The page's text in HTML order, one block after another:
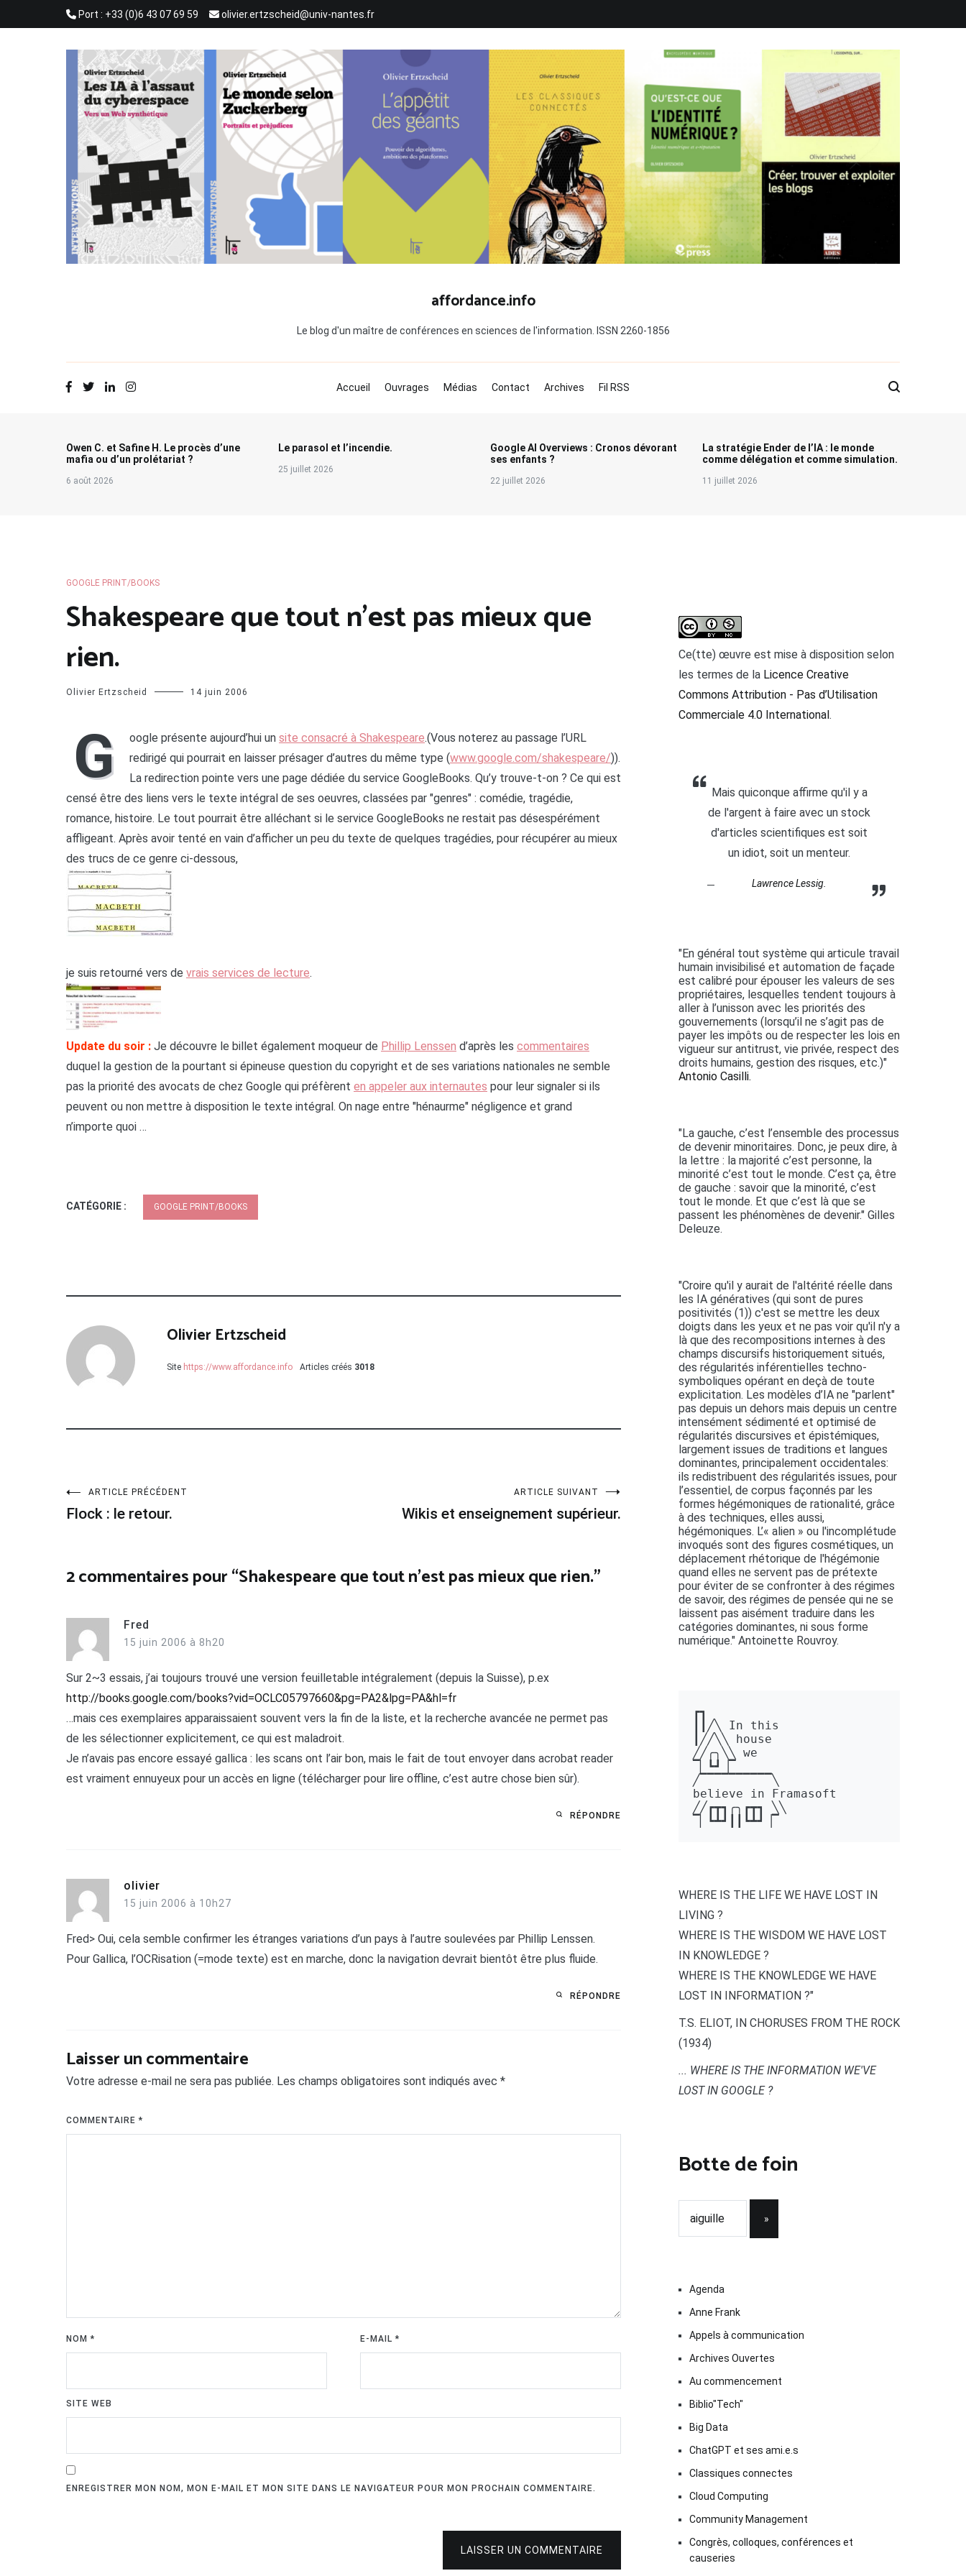
Port : +33 (0)6 43 07 69 59 olivier.ertzscheid@univ-nantes.fr
affordance.info
Le blog d'un maître de conférences en sciences de l'information. ISSN 2260-1856
Accueil Ouvrages Médias Contact Archives Fil RSS
Owen C. et Safine H. Le procès d’une
mafia ou d’un prolétariat ?
6 août 2026
Le parasol et l’incendie.
25 juillet 2026
Google AI Overviews : Cronos dévorant
ses enfants ?
22 juillet 2026
La stratégie Ender de l’IA : le monde
comme délégation et comme simulation.
11 juillet 2026
GOOGLE PRINT/BOOKS
Shakespeare que tout n’est pas mieux que
rien.
Olivier Ertzscheid 14 juin 2006
G oogle présente aujourd’hui un site consacré à Shakespeare.(Vous noterez au passage l’URL
redirigé qui pourrait en laisser présager d’autres du même type (www.google.com/shakespeare/)).
La redirection pointe vers une page dédiée du service GoogleBooks. Qu’y trouve-t-on ? Ce qui est
censé être des liens vers le texte intégral de ses oeuvres, classées par "genres" : comédie, tragédie,
romance, histoire. Le tout pourrait être alléchant si le service GoogleBooks ne restait pas désespérément
affligeant. Après avoir tenté en vain d’afficher un peu du texte de quelques tragédies, pour récupérer au mieux
des trucs de ce genre ci-dessous,
je suis retourné vers de vrais services de lecture.
Update du soir : Je découvre le billet également moqueur de Phillip Lenssen d’après les commentaires
duquel la gestion de la pourtant si épineuse question du copyright et de ses variations nationales ne semble
pas la priorité des avocats de chez Google qui préfèrent en appeler aux internautes pour leur signaler si ils
peuvent ou non mettre à disposition le texte intégral. On nage entre "hénaurme" négligence et grand
n’importe quoi …
CATÉGORIE : GOOGLE PRINT/BOOKS
Olivier Ertzscheid
Site https://www.affordance.info Articles créés 3018
Navigation
l’article
ARTICLE PRÉCÉDENT
Flock : le retour.
ARTICLE SUIVANT
Wikis et enseignement supérieur.
2 commentaires pour “Shakespeare que tout n’est pas mieux que rien.”
Fred
15 juin 2006 à 8h20
Sur 2~3 essais, j’ai toujours trouvé une version feuilletable intégralement (depuis la Suisse), p.ex
http://books.google.com/books?vid=OCLC05797660&pg=PA2&lpg=PA&hl=fr
…mais ces exemplaires apparaissaient souvent vers la fin de la liste, et la recherche avancée ne permet pas
de les sélectionner explicitement, ce qui est maladroit.
Je n’avais pas encore essayé gallica : les scans ont l’air bon, mais le fait de tout envoyer dans acrobat reader
est vraiment ennuyeux pour un accès en ligne (télécharger pour lire offline, c’est autre chose bien sûr).
RÉPONDRE
olivier
15 juin 2006 à 10h27
Fred> Oui, cela semble confirmer les étranges variations d’un pays à l’autre soulevées par Phillip Lenssen.
Pour Gallica, l’OCRisation (=mode texte) est en marche, donc la navigation devrait bientôt être plus fluide.
RÉPONDRE
Laisser un commentaire
Votre adresse e-mail ne sera pas publiée. Les champs obligatoires sont indiqués avec *
COMMENTAIRE*
NOM* E-MAIL*
SITE WEB
ENREGISTRER MON NOM, MON E-MAIL ET MON SITE DANS LE NAVIGATEUR POUR MON PROCHAIN COMMENTAIRE.
LAISSER UN COMMENTAIRE
Ce(tte) œuvre est mise à disposition selon
les termes de la Licence Creative
Commons Attribution - Pas d’Utilisation
Commerciale 4.0 International .
Mais quiconque affirme qu'il y a
de l'argent à faire avec un stock
d'articles scientifiques est soit
un idiot, soit un menteur.
Lawrence Lessig.
"En général tout système qui articule travail
humain invisibilisé et automation de façade
est calibré pour épouser les valeurs de ses
propriétaires, lesquelles tendent toujours à
aller à l’unisson avec les priorités des
gouvernements (lorsqu’il ne s’agit pas de
payer les impôts ou de respecter les lois en
vigueur sur antitrust, vie privée, respect des
droits humains, gestion des risques, etc.)"
Antonio Casilli.
"La gauche, c’est l’ensemble des processus
de devenir minoritaires. Donc, je peux dire, à
la lettre : la majorité c’est personne, la
minorité c’est tout le monde. C’est ça, être
de gauche : savoir que la minorité, c’est
tout le monde. Et que c’est là que se
passent les phénomènes de devenir." Gilles
Deleuze.
"Croire qu'il y aurait de l'altérité réelle dans
les IA génératives (qui sont de pures
positivités (1)) c'est se mettre les deux
doigts dans les yeux et ne pas voir qu'il n'y a
là que des recompositions internes à des
champs discursifs historiquement situés,
des régularités inférentielles techno-
symboliques opérant en deçà de toute
explicitation. Les modèles d’IA ne "parlent"
pas depuis un dehors mais depuis un centre
intensément sédimenté et optimisé de
régularités discursives et épistémiques,
largement issues de traditions et langues
dominantes, principalement occidentales:
ils redistribuent des régularités issues, pour
l’essentiel, de corpus façonnés par les
formes hégémoniques de rationalité, grâce
à des techniques, elles aussi,
hégémoniques. L’« alien » ou l'incomplétude
invoqués sont des figures cosmétiques, un
déplacement rhétorique de l'hégémonie
quand elles ne servent pas de prétexte
pour éviter de se confronter à des régimes
de savoir, des régimes de pensée qui ne se
laissent pas aisément traduire dans les
catégories dominantes, ni sous forme
numérique." Antoinette Rouvroy.
┏┓
┃┃╱╲ In this
┃╱╱╲╲ house
╱╱╭╮╲╲ we
▔▏┗┛▕▔
╱▔▔▔▔▔▔▔▔▔▔╲
believe in Framasoft
╱╱┏┳┓╭╮┏┳┓ ╲╲
▔▏┗┻┛┃┃┗┻┛▕▔
WHERE IS THE LIFE WE HAVE LOST IN
LIVING ?
WHERE IS THE WISDOM WE HAVE LOST
IN KNOWLEDGE ?
WHERE IS THE KNOWLEDGE WE HAVE
LOST IN INFORMATION ?"
T.S. ELIOT, IN CHORUSES FROM THE ROCK
(1934)
... WHERE IS THE INFORMATION WE'VE
LOST IN GOOGLE ?
Botte de foin
Agenda
Anne Frank
Appels à communication
Archives Ouvertes
Au commencement
Biblio"Tech"
Big Data
ChatGPT et ses ami.e.s
Classiques connectes
Cloud Computing
Community Management
Congrès, colloques, conférences et
causeries